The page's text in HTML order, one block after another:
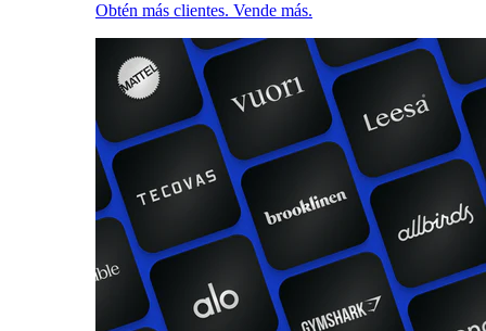
Obtén más clientes. Vende más.